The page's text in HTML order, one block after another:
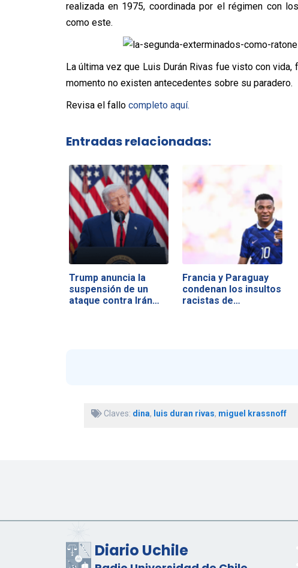
realizada en 1975, coordinada por el régimen con
como este.
La última vez que Luis Durán Rivas fue visto con
momento no existen antecedentes sobre su paradero.
Revisa el fallocompleto aquí.
Entradas relacionadas:
Trump anuncia la
suspensión de un
ataque contra Irán…
Francia y Paraguay
condenan los insultos
racistas de…
Claves: dina, luis duran rivas, miguel krassnoff
Diario Uchile